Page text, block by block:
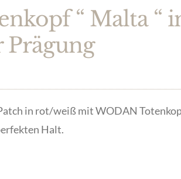
“ Malta “
Prägung
in rot/weiß mit WODAN
Halt.